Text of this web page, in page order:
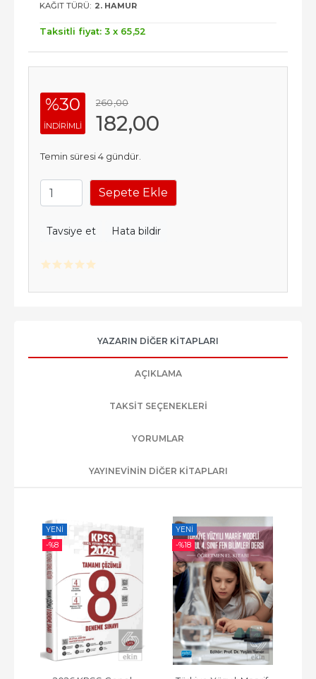
KAĞIT TÜRÜ: 2. HAMUR
Taksitli fiyat: 3 x 65,52
%30
INDIRIMLI
260,00
182,00
Temin süresi 4 gündür.
Sepete Ekle
Tavsiye et Hata bildir
YAZARIN DIĞER KITAPLARI
AÇIKLAMA
TAKSIT SEÇENEKLERI
YORUMLAR
YAYINEVININ DIĞER KITAPLARI
YENI
-%8
YENI
-%18